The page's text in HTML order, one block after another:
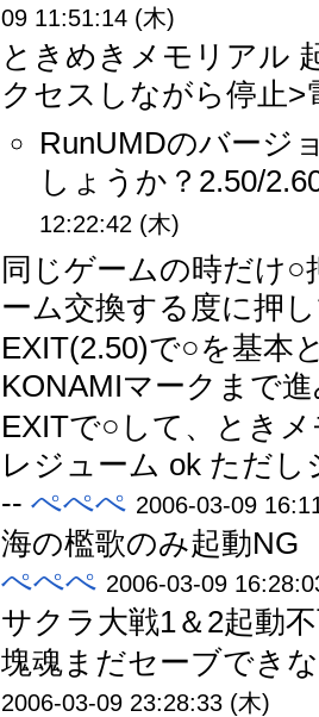
09 11:51:14 (木)
ときめきメモリアル
クセスしながら停止
RunUMDのバージ
しょうか？2.50/
12:22:42 (木)
同じゲームの時だけ
ーム交換する度に押
EXIT(2.50)で○を基本
KONAMIマークまで
EXITで○して、とき
レジューム ok ただ
--ぺぺぺ 2006-03-09
海の檻歌のみ起動NG
ぺぺぺ 2006-03-09
サクラ大戦1＆2起動
塊魂まだセーブでき
2006-03-09 23:28:33 (木)